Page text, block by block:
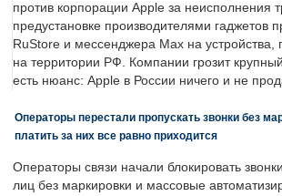
против корпорации Apple за неисполнения
предустановке производителями гаджетов
RuStore и мессенджера Max на
на территории РФ. Компании грозит
есть нюанс: Apple в России ничего и не
Операторы перестали пропускать звонки без
платить за них все равно приходится
Операторы связи начали блокировать
лиц без маркировки и массовые